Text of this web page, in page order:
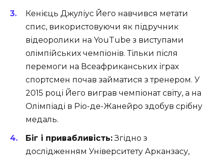
Кенієць Джуліус Йего навчився метати
спис, використовуючи як підручник
відеоролики на YouTube з виступами
олімпійських чемпіонів. Тільки після
перемоги на Всеафриканських іграх
спортсмен почав займатися з тренером. У
2015 році Йего виграв чемпіонат світу, а на
Олімпіаді в Ріо-де-Жанейро здобув срібну
медаль.
Біг і привабливість:Згідно з
дослідженням Університету Арканзасу,